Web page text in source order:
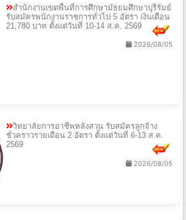
สำนักงานเขตพื้นที่การศึกษามัธยมศึกษาบุรีรัมย์
รับสมัครพนักงานราชการทั่วไป 5 อัตรา เงินเดือน
21,780 บาท ตั้งแต่วันที่ 10-14 ส.ค. 2569
2026/08/05
วิทยาลัยการอาชีพหลังสวน รับสมัครลูกจ้าง
ชั่วคราวรายเดือน 2 อัตรา ตั้งแต่วันที่ 6-13 ส.ค.
2569
2026/08/05